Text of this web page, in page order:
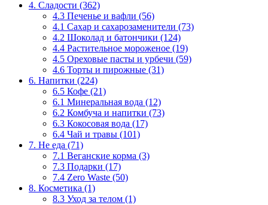
4. Сладости (362)
4.3 Печенье и вафли (56)
4.1 Сахар и сахарозаменители (73)
4.2 Шоколад и батончики (124)
4.4 Растительное мороженое (19)
4.5 Ореховые пасты и урбечи (59)
4.6 Торты и пирожные (31)
6. Напитки (224)
6.5 Кофе (21)
6.1 Минеральная вода (12)
6.2 Комбуча и напитки (73)
6.3 Кокосовая вода (17)
6.4 Чай и травы (101)
7. Не еда (71)
7.1 Веганские корма (3)
7.3 Подарки (17)
7.4 Zero Waste (50)
8. Косметика (1)
8.3 Уход за телом (1)